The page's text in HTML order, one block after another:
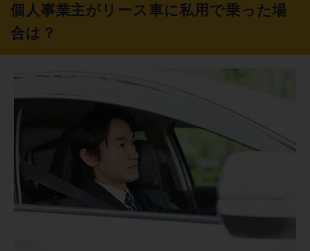
個人事業主がリース車に私用で乗った場
合は？